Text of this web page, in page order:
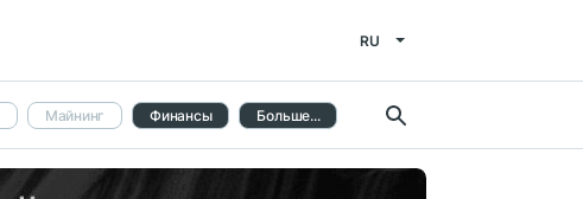
RU
Майнинг Финансы Больше...